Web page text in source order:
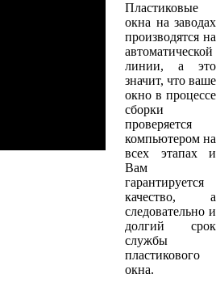
Пластиковые
окна на заводах
производятся на
автоматической
линии, а это
значит, что ваше
окно в процессе
сборки
проверяется
компьютером на
всех этапах и
Вам
гарантируется
качество, а
следовательно и
долгий срок
службы
пластикового
окна.